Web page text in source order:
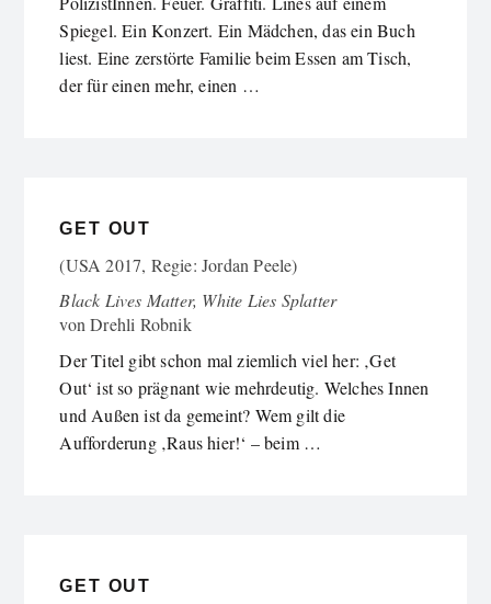
Spiegel. Ein Konzert. Ein Mädchen, das ein Buch
liest. Eine zerstörte Familie beim Essen am Tisch,
der für einen mehr, einen …
GET OUT
(USA 2017, Regie: Jordan Peele)
Black Lives Matter, White Lies Splatter
vonDrehli Robnik
Der Titel gibt schon mal ziemlich viel her: ‚Get
Out‘ ist so prägnant wie mehrdeutig. Welches Innen
und Außen ist da gemeint? Wem gilt die
Aufforderung ‚Raus hier!‘ – beim …
GET OUT